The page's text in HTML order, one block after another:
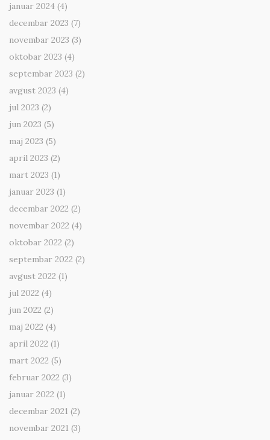
januar 2024 (4)
decembar 2023 (7)
novembar 2023 (3)
oktobar 2023 (4)
septembar 2023 (2)
avgust 2023 (4)
jul 2023 (2)
jun 2023 (5)
maj 2023 (5)
april 2023 (2)
mart 2023 (1)
januar 2023 (1)
decembar 2022 (2)
novembar 2022 (4)
oktobar 2022 (2)
septembar 2022 (2)
avgust 2022 (1)
jul 2022 (4)
jun 2022 (2)
maj 2022 (4)
april 2022 (1)
mart 2022 (5)
februar 2022 (3)
januar 2022 (1)
decembar 2021 (2)
novembar 2021 (3)